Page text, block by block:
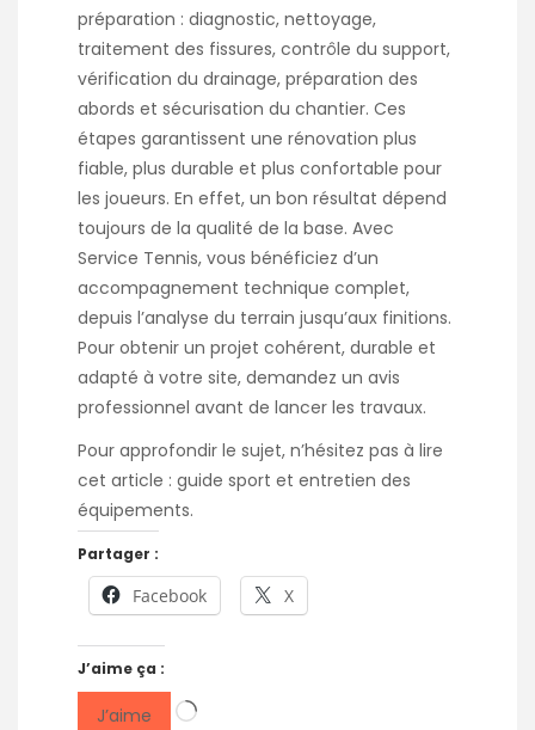
préparation : diagnostic, nettoyage,
traitement des fissures, contrôle du support,
vérification du drainage, préparation des
abords et sécurisation du chantier. Ces
étapes garantissent une rénovation plus
fiable, plus durable et plus confortable pour
les joueurs. En effet, un bon résultat dépend
toujours de la qualité de la base. Avec
Service Tennis, vous bénéficiez d’un
accompagnement technique complet,
depuis l’analyse du terrain jusqu’aux finitions.
Pour obtenir un projet cohérent, durable et
adapté à votre site, demandez un avis
professionnel avant de lancer les travaux.
Pour approfondir le sujet, n’hésitez pas à lire
cet article : guide sport et entretien des
équipements.
Partager :
Facebook X
J’aime ça :
J’aime Chargement…